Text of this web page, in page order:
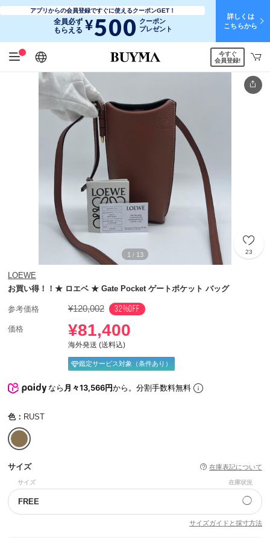
アプリからの会員登録ですぐに使えるクーポンGET！
全員必ず
もらえる ¥500 クーポン
プレゼント
詳しくは
こちらから
日本語
English
简体中文
繁體中文
今すぐ
会員登録!
1 / 13 23
LOEWE
お買い得！！★ ロエベ ★ Gate Pocket ゲートポケット バッグ
参考価格 ¥120,002 32%OFF
価格 ¥81,400
海外発送 (送料込)
鑑定サービス対象（条件あり）
なら月々13,566円から。分割手数料無料
色： RUST
サイズ 在庫表記について
サイズ 在庫状況
FREE ◯
サイズガイドと採寸方法